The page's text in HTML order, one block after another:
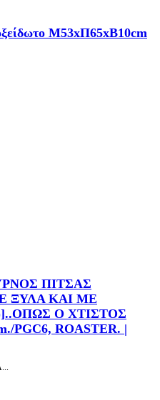
Μ53xΠ65xΒ10cm
ΠΙΤΣΑΣ
ΞΥΛΑ ΚΑΙ ΜΕ
Ο ΧΤΙΣΤΟΣ
PGC6, ROASTER. |